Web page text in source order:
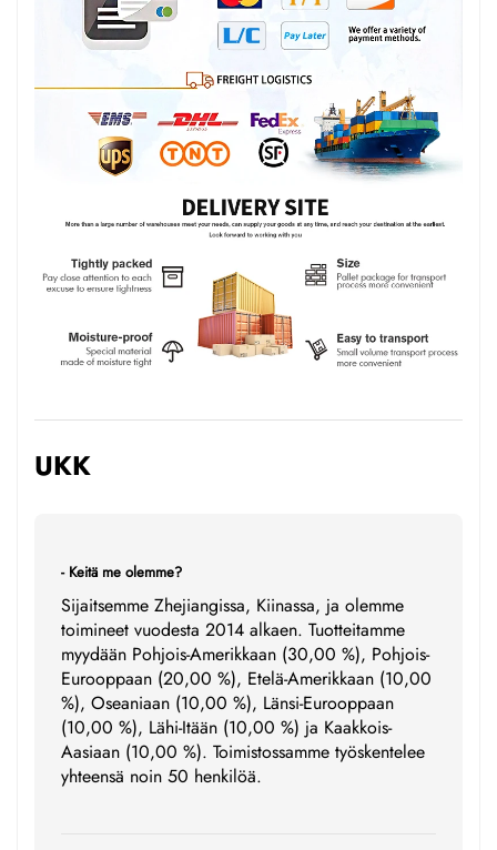
UKK
- Keitä me olemme?
Sijaitsemme Zhejiangissa, Kiinassa, ja olemme
toimineet vuodesta 2014 alkaen. Tuotteitamme
myydään Pohjois-Amerikkaan (30,00 %), Pohjois-
Eurooppaan (20,00 %), Etelä-Amerikkaan (10,00
%), Oseaniaan (10,00 %), Länsi-Eurooppaan
(10,00 %), Lähi-Itään (10,00 %) ja Kaakkois-
Aasiaan (10,00 %). Toimistossamme työskentelee
yhteensä noin 50 henkilöä.